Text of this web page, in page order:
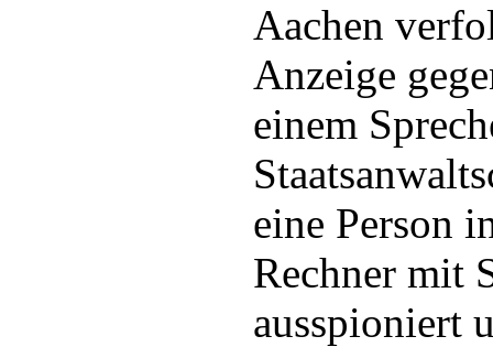
Aachen
Anzeige
einem
eine Person
Rechner mit
ausspioniert